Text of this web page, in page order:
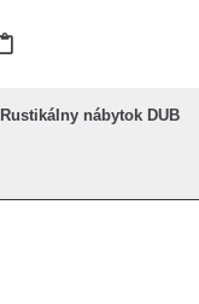
Rustikálny nábytok DUB